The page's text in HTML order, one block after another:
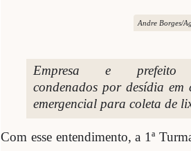
Andre Borges/
Empresa e prefeito
condenados por desídia em
emergencial para coleta de
Com esse entendimento, a 1ª